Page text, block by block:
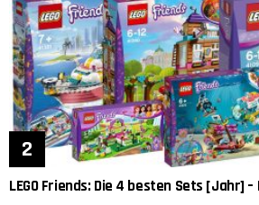
LEGO Friends: Die 4 besten Sets [Jahr]